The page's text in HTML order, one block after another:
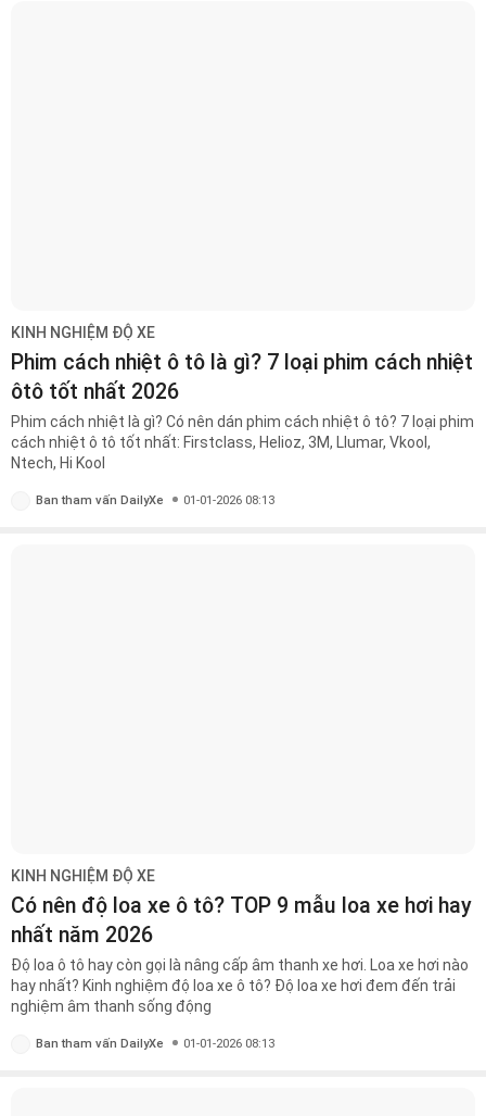
KINH NGHIỆM ĐỘ XE
Phim cách nhiệt ô tô là gì? 7 loại phim cách nhiệt
ôtô tốt nhất 2026
Phim cách nhiệt là gì? Có nên dán phim cách nhiệt ô tô? 7 loại phim
cách nhiệt ô tô tốt nhất: Firstclass, Helioz, 3M, Llumar, Vkool,
Ntech, Hi Kool
Ban tham vấn DailyXe 01-01-2026 08:13
KINH NGHIỆM ĐỘ XE
Có nên độ loa xe ô tô? TOP 9 mẫu loa xe hơi hay
nhất năm 2026
Độ loa ô tô hay còn gọi là nâng cấp âm thanh xe hơi. Loa xe hơi nào
hay nhất? Kinh nghiệm độ loa xe ô tô? Độ loa xe hơi đem đến trải
nghiệm âm thanh sống động
Ban tham vấn DailyXe 01-01-2026 08:13